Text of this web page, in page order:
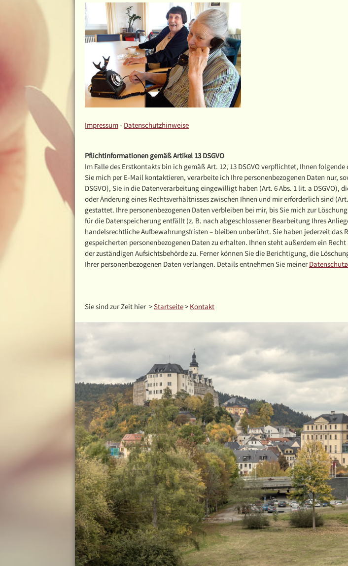
Impressum- Datenschutzhinweise
Pflichtinformationen gemäß Artikel 13 DSGVO
Im Falle des Erstkontakts bin ich gemäß Art. 12, 13 DSGVO verpflichtet, Ihnen
Sie mich per E-Mail kontaktieren, verarbeite ich Ihre personenbezogenen Daten nur,
DSGVO), Sie in die Datenverarbeitung eingewilligt haben (Art. 6 Abs. 1 lit. a
oder Änderung eines Rechtsverhältnisses zwischen Ihnen und mir erforderlich sind
gestattet. Ihre personenbezogenen Daten verbleiben bei mir, bis Sie mich zur
für die Datenspeicherung entfällt (z. B. nach abgeschlossener Bearbeitung Ihres
handelsrechtliche Aufbewahrungsfristen – bleiben unberührt. Sie haben jederzeit
gespeicherten personenbezogenen Daten zu erhalten. Ihnen steht außerdem ein
der zuständigen Aufsichtsbehörde zu. Ferner können Sie die Berichtigung, die
Ihrer personenbezogenen Daten verlangen. Details entnehmen Sie meiner
Sie sind zur Zeit hier >Startseite> Kontakt